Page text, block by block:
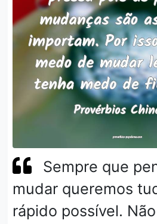
Sempre que
mudar queremos
rápido possível.